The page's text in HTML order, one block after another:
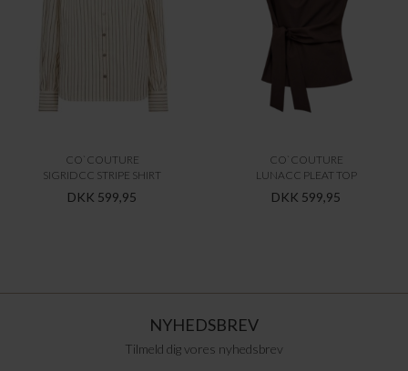
CO`COUTURE
SIGRIDCC STRIPE SHIRT
DKK 599,95
CO`COUTURE
LUNACC PLEAT TOP
DKK 599,95
NYHEDSBREV
Tilmeld dig vores nyhedsbrev